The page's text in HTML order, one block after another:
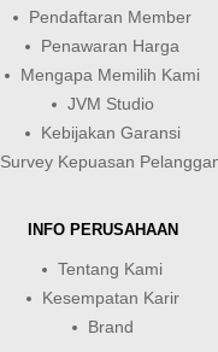
Pendaftaran Member
Penawaran Harga
Mengapa Memilih Kami
JVM Studio
Kebijakan Garansi
Survey Kepuasan
INFO PERUSAHAAN
Tentang Kami
Kesempatan Karir
Brand